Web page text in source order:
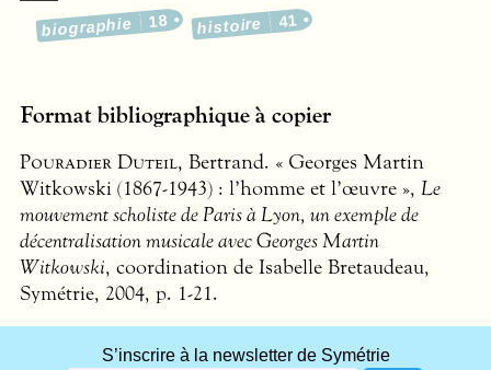
biographie 18 histoire 41
Format bibliographique à copier
Pouradier Duteil, Bertrand. « Georges Martin
Witkowski (1867-1943) : l’homme et l’œuvre », Le
mouvement scholiste de Paris à Lyon, un exemple de
décentralisation musicale avec Georges Martin
Witkowski, coordination de Isabelle Bretaudeau,
Symétrie, 2004, p. 1-21.
S’inscrire à la newsletter de Symétrie